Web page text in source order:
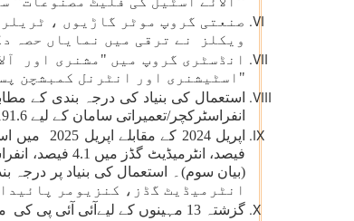
صنعتی گروپ موٹر گاڑیوں ،
ویکلز نے ترقی میں نمایاں حصہ
انڈسٹری گروپ میں "مشنری اور
"اسٹیشنری اور انٹرنل کمبشچن
انفراسٹرکچر/تعمیراتی سامان کے لیے 191.6 پر ہیں۔ مزید برآں، کنزیومر پائیدار اور کنزیومر غیر پائیدار اشیاء کے اشاریے بالترتیب 127.2اور 148.4 پر ہیں۔
انٹرمیڈیٹ گڈز، کنزیومر
گزشتہ 13 مہینوں کے لیےآئی آئی پی کی ماہانہ اشاریہ جات اور شرح نمو( فیصد میں)